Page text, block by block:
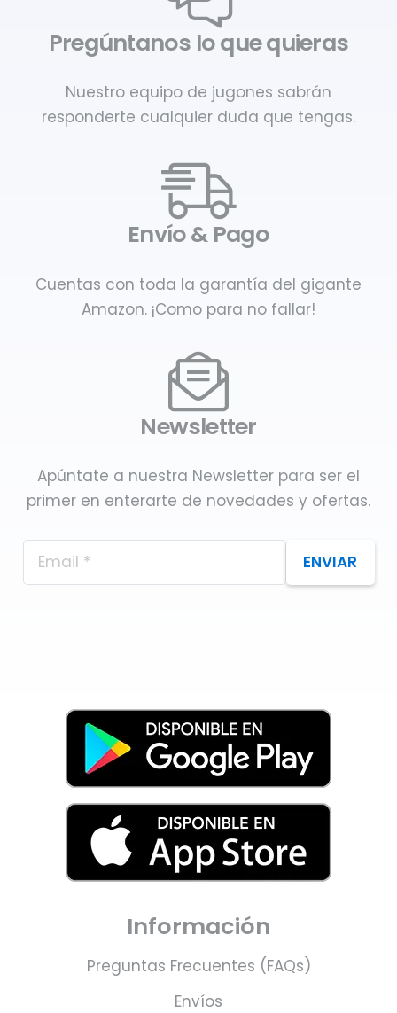
Pregúntanos lo que quieras
Nuestro equipo de jugones sabrán
responderte cualquier duda que tengas.
Envío & Pago
Cuentas con toda la garantía del gigante
Amazon. ¡Como para no fallar!
Newsletter
Apúntate a nuestra Newsletter para ser el
primer en enterarte de novedades y ofertas.
ENVIAR
Información
Preguntas Frecuentes (FAQs)
Envíos